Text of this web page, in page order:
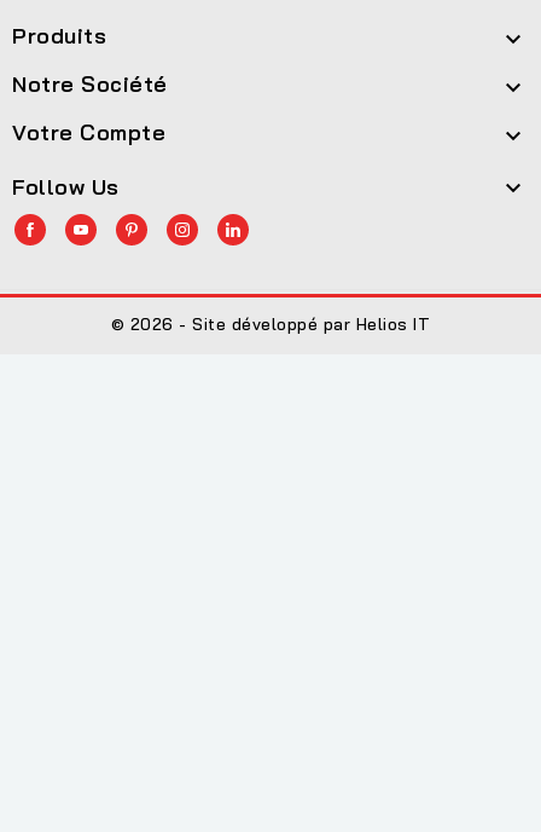
Produits 
Notre Société 
Votre Compte 
Follow Us 
© 2026 - Site développé par Helios IT